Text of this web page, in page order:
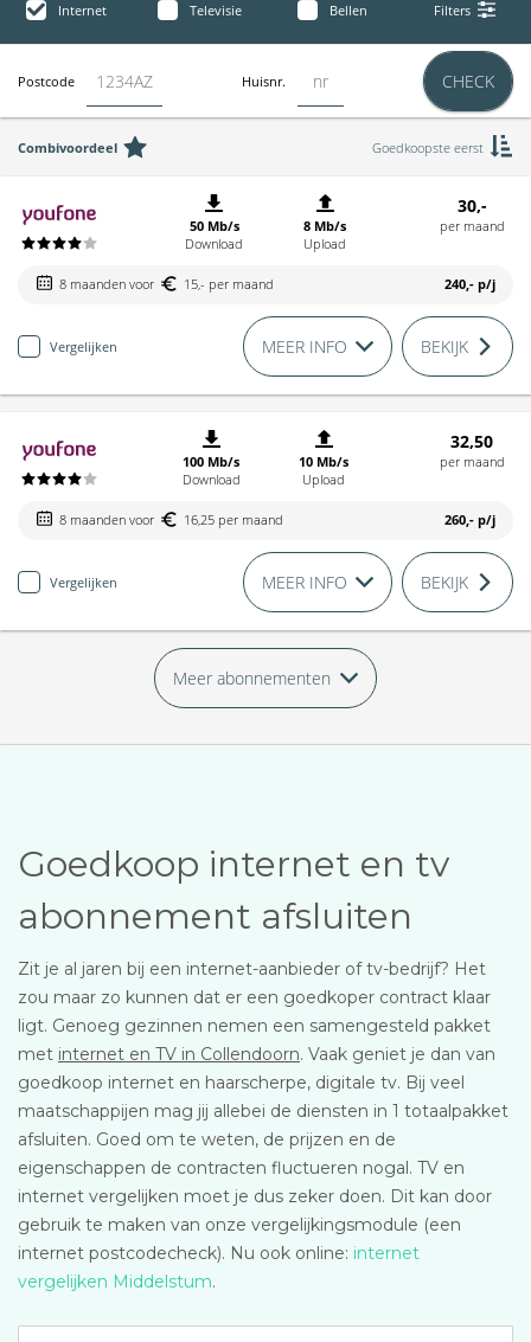
Internet Televisie Bellen Filters
Postcode Huisnr. CHECK
Combivoordeel Goedkoopste eerst
50 Mb/s
Download
8 Mb/s
Upload
30,-
per maand
8 maanden voor 15,- per maand 240,- p/j
Vergelijken MEER INFO BEKIJK
100 Mb/s
Download
10 Mb/s
Upload
32,50
per maand
8 maanden voor 16,25 per maand 260,- p/j
Vergelijken MEER INFO BEKIJK
Meer abonnementen
Goedkoop internet en tv
abonnement afsluiten
Zit je al jaren bij een internet-aanbieder of tv-bedrijf? Het
zou maar zo kunnen dat er een goedkoper contract klaar
ligt. Genoeg gezinnen nemen een samengesteld pakket
met internet en TV in Collendoorn. Vaak geniet je dan van
goedkoop internet en haarscherpe, digitale tv. Bij veel
maatschappijen mag jij allebei de diensten in 1 totaalpakket
afsluiten. Goed om te weten, de prijzen en de
eigenschappen de contracten fluctueren nogal. TV en
internet vergelijken moet je dus zeker doen. Dit kan door
gebruik te maken van onze vergelijkingsmodule (een
internet postcodecheck). Nu ook online: internet
vergelijken Middelstum.